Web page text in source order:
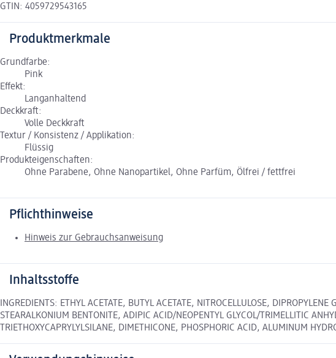
GTIN: 4059729543165
Produktmerkmale
Grundfarbe:
Pink
Effekt:
Langanhaltend
Deckkraft:
Volle Deckkraft
Textur / Konsistenz / Applikation:
Flüssig
Produkteigenschaften:
Ohne Parabene, Ohne Nanopartikel, Ohne Parfüm, Ölfrei / fettfrei
Pflichthinweise
Hinweis zur Gebrauchsanweisung
Inhaltsstoffe
INGREDIENTS: ETHYL ACETATE, BUTYL ACETATE, NITROCELLULOSE,
STEARALKONIUM BENTONITE, ADIPIC ACID/NEOPENTYL GLYCOL/TRIMELLITIC
TRIETHOXYCAPRYLYLSILANE, DIMETHICONE, PHOSPHORIC ACID, ALUMINUM